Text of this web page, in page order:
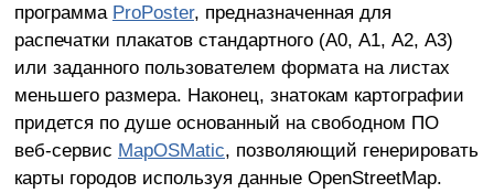
программа ProPoster, предназначенная для
распечатки плакатов стандартного (А0, А1, А2, А3)
или заданного пользователем формата на листах
меньшего размера. Наконец, знатокам картографии
придется по душе основанный на свободном ПО
веб-сервис MapOSMatic, позволяющий генерировать
карты городов используя данные OpenStreetMap.